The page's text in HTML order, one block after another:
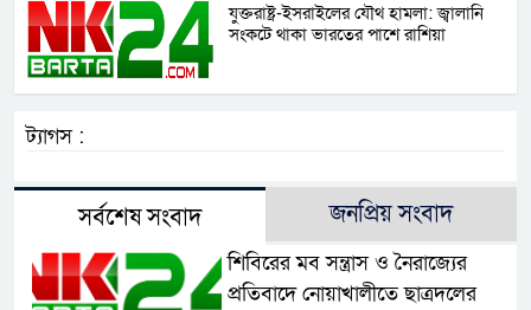
যুক্তরাষ্ট্র-ইসরাইলের যৌথ হামলা: জ্বালানি
সংকটে থাকা ভারতের পাশে রাশিয়া
ট্যাগস :
সর্বশেষ সংবাদ জনপ্রিয় সংবাদ
শিবিরের মব সন্ত্রাস ও নৈরাজ্যের
প্রতিবাদে নোয়াখালীতে ছাত্রদলের